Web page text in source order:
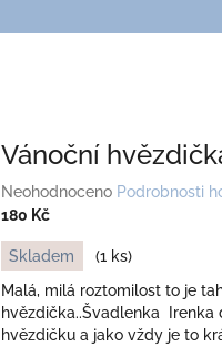
Vánoční
Průměrné
hodnocení
je
0,0
z
5
hvězdiček.
Neohodnoceno Podrobnosti
180 Kč
Měrná
cena:
Skladem
(1 ks)
Malá, milá roztomilost to je
hvězdička..Švadlenka
hvězdičku a jako vždy je to